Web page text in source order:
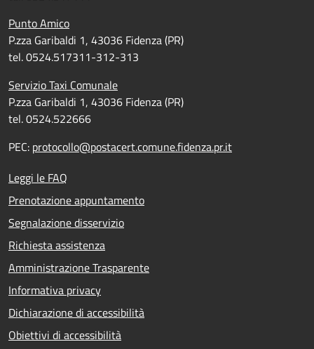
Punto Amico
P.zza Garibaldi 1, 43036 Fidenza (PR)
tel. 0524.517311-312-313
Servizio Taxi Comunale
P.zza Garibaldi 1, 43036 Fidenza (PR)
tel. 0524.522666
PEC: protocollo@postacert.comune.fidenza.pr.it
Leggi le FAQ
Prenotazione appuntamento
Segnalazione disservizio
Richiesta assistenza
Amministrazione Trasparente
Informativa privacy
Dichiarazione di accessibilità
Obiettivi di accessibilità